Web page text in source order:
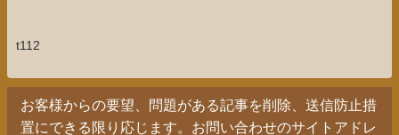
t112
お客様からの要望、問題がある記事を削除、送信防止措
置にできる限り応じます。お問い合わせのサイトアドレ